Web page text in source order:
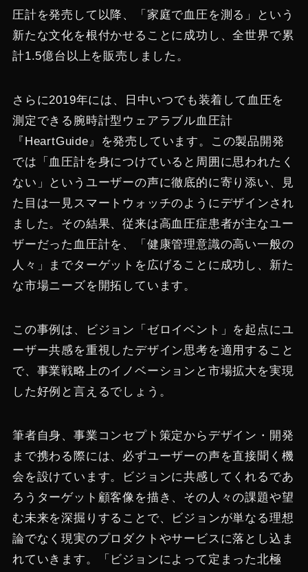
圧計を発売して以降、「家庭で血圧を測る」という
新たな文化を根付かせることに成功し、全世界で累
計1.5億台以上を販売しました。
さらに2019年には、日中いつでも装着して血圧を
測定できる腕時計型ウェアラブル血圧計
『HeartGuide』を発売しています​。この製品開発
では「血圧計を身につけていると周囲に思われたく
ない」というユーザーの声に徹底的に寄り添い、見
た目は一見スマートウォッチのようにデザインされ
ました​。その結果、従来は高血圧症患者が主なユー
ザーだった血圧計を、「健康管理意識の高い一般の
人々」までターゲットを広げることに成功し、新た
な市場ニーズを開拓しています​。
この事例は、ビジョン「ゼロイベント」を起点にユ
ーザー共感を重視したデザイン思考を適用すること
で、事業戦略上のイノベーションと市場拡大を実現
した好例と言えるでしょう。
筆者自身、事業コンセプト策定からデザイン・開発
まで携わる際には、必ずユーザーの声を直接聞く機
会を設けています。ビジョンに共感してくれるであ
ろうターゲット顧客像を描き、その人々の課題や望
む未来を深掘りすることで、ビジョンが単なる理想
論でなく現実のプロダクトやサービスに落とし込ま
れていきます。「ビジョンによって定まった北極